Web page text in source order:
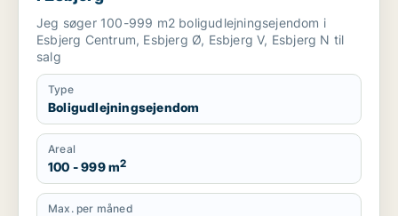
Jeg søger 100-999 m2 boligudlejningsejendom i
Esbjerg Centrum, Esbjerg Ø, Esbjerg V, Esbjerg N til
salg
Type
Boligudlejningsejendom
Areal
100 - 999 m2
Max. per måned